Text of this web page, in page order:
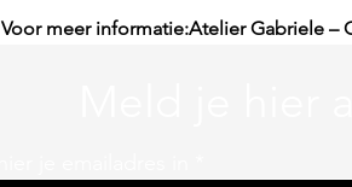
Voor meer informatie:Atelier Gabriele –